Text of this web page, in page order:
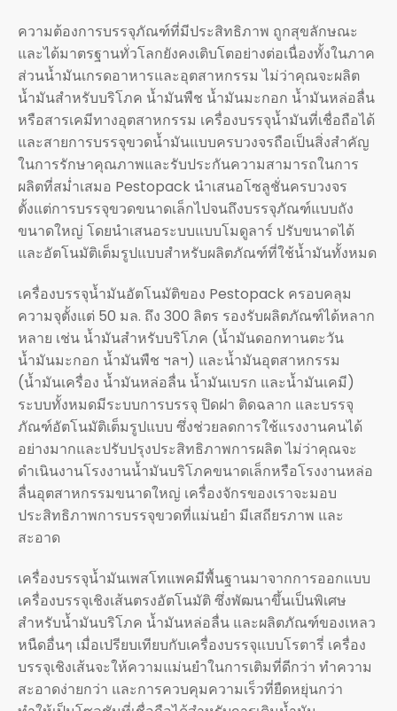
ความต้องการบรรจุภัณฑ์ที่มีประสิทธิภาพ ถูกสุขลักษณะ
และได้มาตรฐานทั่วโลกยังคงเติบโตอย่างต่อเนื่องทั้งในภาค
ส่วนน้ำมันเกรดอาหารและอุตสาหกรรม ไม่ว่าคุณจะผลิต
น้ำมันสำหรับบริโภค น้ำมันพืช น้ำมันมะกอก น้ำมันหล่อลื่น
หรือสารเคมีทางอุตสาหกรรม เครื่องบรรจุน้ำมันที่เชื่อถือได้
และสายการบรรจุขวดน้ำมันแบบครบวงจรถือเป็นสิ่งสำคัญ
ในการรักษาคุณภาพและรับประกันความสามารถในการ
ผลิตที่สม่ำเสมอ Pestopack นำเสนอโซลูชั่นครบวงจร
ตั้งแต่การบรรจุขวดขนาดเล็กไปจนถึงบรรจุภัณฑ์แบบถัง
ขนาดใหญ่ โดยนำเสนอระบบแบบโมดูลาร์ ปรับขนาดได้
และอัตโนมัติเต็มรูปแบบสำหรับผลิตภัณฑ์ที่ใช้น้ำมันทั้งหมด
เครื่องบรรจุน้ำมันอัตโนมัติของ Pestopack ครอบคลุม
ความจุตั้งแต่ 50 มล. ถึง 300 ลิตร รองรับผลิตภัณฑ์ได้หลาก
หลาย เช่น น้ำมันสำหรับบริโภค (น้ำมันดอกทานตะวัน
น้ำมันมะกอก น้ำมันพืช ฯลฯ) และน้ำมันอุตสาหกรรม
(น้ำมันเครื่อง น้ำมันหล่อลื่น น้ำมันเบรก และน้ำมันเคมี)
ระบบทั้งหมดมีระบบการบรรจุ ปิดฝา ติดฉลาก และบรรจุ
ภัณฑ์อัตโนมัติเต็มรูปแบบ ซึ่งช่วยลดการใช้แรงงานคนได้
อย่างมากและปรับปรุงประสิทธิภาพการผลิต ไม่ว่าคุณจะ
ดำเนินงานโรงงานน้ำมันบริโภคขนาดเล็กหรือโรงงานหล่อ
ลื่นอุตสาหกรรมขนาดใหญ่ เครื่องจักรของเราจะมอบ
ประสิทธิภาพการบรรจุขวดที่แม่นยำ มีเสถียรภาพ และ
สะอาด
เครื่องบรรจุน้ำมันเพสโทแพคมีพื้นฐานมาจากการออกแบบ
เครื่องบรรจุเชิงเส้นตรงอัตโนมัติ ซึ่งพัฒนาขึ้นเป็นพิเศษ
สำหรับน้ำมันบริโภค น้ำมันหล่อลื่น และผลิตภัณฑ์ของเหลว
หนืดอื่นๆ เมื่อเปรียบเทียบกับเครื่องบรรจุแบบโรตารี่ เครื่อง
บรรจุเชิงเส้นจะให้ความแม่นยำในการเติมที่ดีกว่า ทำความ
สะอาดง่ายกว่า และการควบคุมความเร็วที่ยืดหยุ่นกว่า